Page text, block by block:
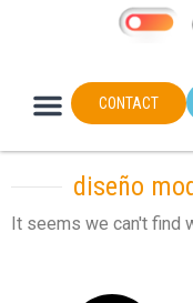
CONTACT
diseño
It seems we can't find